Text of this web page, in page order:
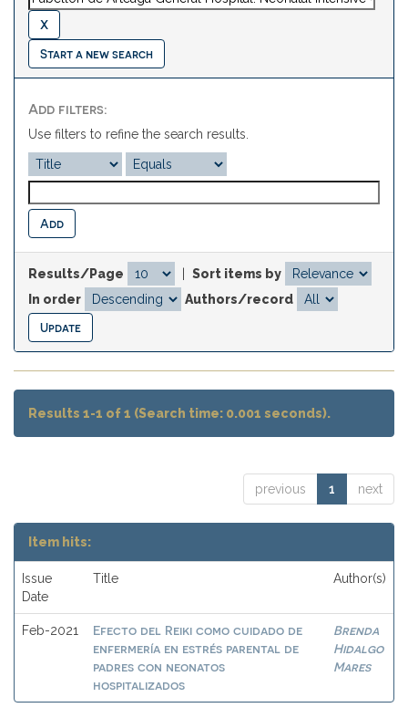
Start a new search
Add filters:
Use filters to refine the search results.
Results/Page
Sort items by
In order
Authors/record
Results 1-1 of 1 (Search time: 0.001 seconds).
previous 1 next
Item hits:
Issue
Date
Title Author(s)
Feb-2021
Efecto del Reiki como cuidado de
enfermería en estrés parental de
padres con neonatos
hospitalizados
Brenda
Hidalgo
Mares